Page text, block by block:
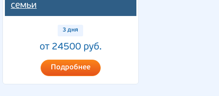
семьи
3 дня
от 24500 руб.
Подробнее